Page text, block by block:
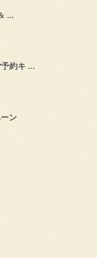
...
約キ ...
ン